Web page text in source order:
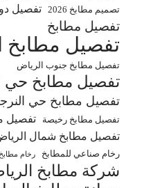
تصميم مطابخ 2026 تفصيل
تفصيل مطابخ
تفصيل مطابخ
تفصيل مطابخ جنوب الرياض
تفصيل مطابخ حي
تفصيل مطابخ حي
تفصيل مطابخ رخيصة
تفصيل
تفصيل مطابخ شمال
رخام صناعي للمطابخ
رخام
شركة مطابخ